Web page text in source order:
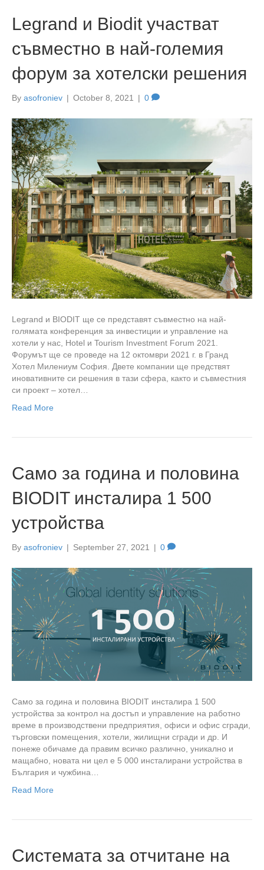
Legrand и Biodit участват
съвместно в най-големия
форум за хотелски решения
By asofroniev | October 8, 2021 | 0
Legrand и BIODIT ще се представят съвместно на най-
голямата конференция за инвестиции и управление на
хотели у нас, Hotel и Tourism Investment Forum 2021.
Форумът ще се проведе на 12 октомври 2021 г. в Гранд
Хотел Милениум София. Двете компании ще предствят
иновативните си решения в тази сфера, както и съвместния
си проект – хотел…
Read More
Само за година и половина
BIODIT инсталира 1 500
устройства
By asofroniev | September 27, 2021 | 0
Само за година и половина BIODIT инсталира 1 500
устройства за контрол на достъп и управление на работно
време в производствени предприятия, офиси и офис сгради,
търговски помещения, хотели, жилищни сгради и др. И
понеже обичаме да правим всичко различно, уникално и
мащабно, новата ни цел е 5 000 инсталирани устройства в
България и чужбина…
Read More
Системата за отчитане на